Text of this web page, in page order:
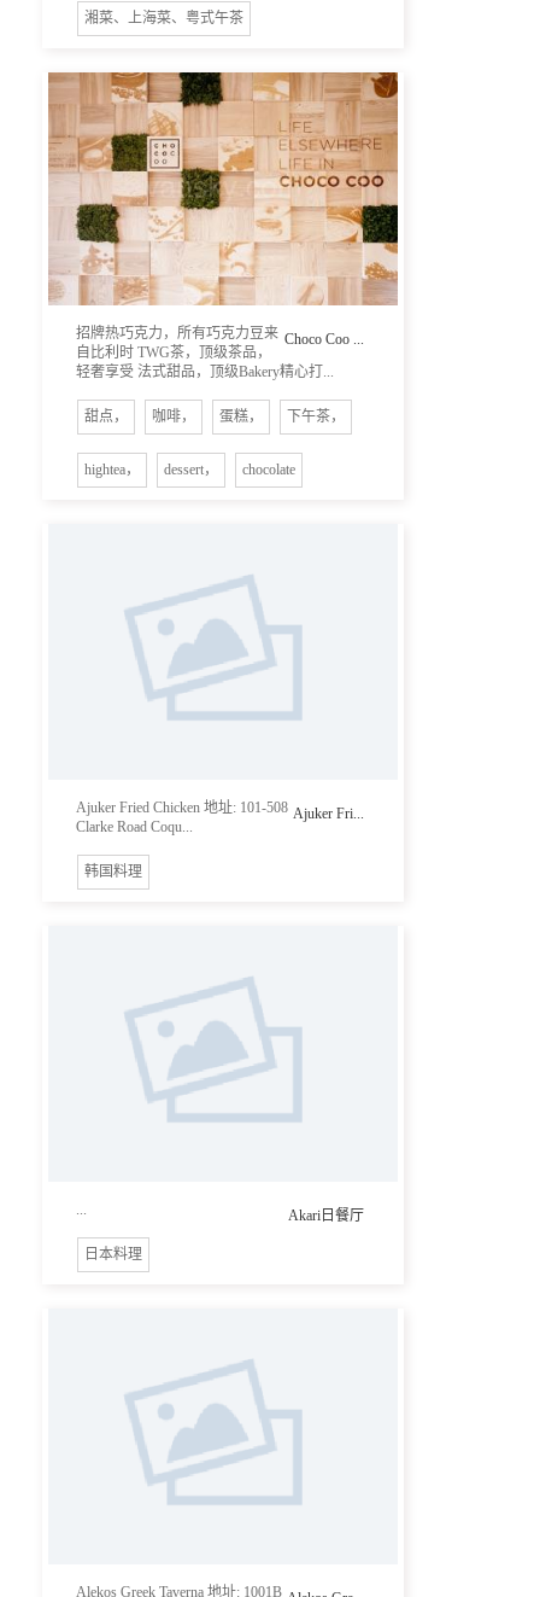
湘菜、上海菜、粤式午茶
Choco Coo ...
招牌热巧克力，所有巧克力豆来
自比利时 TWG茶，顶级茶品，
轻奢享受 法式甜品，顶级Bakery精心打...
甜点， 咖啡， 蛋糕， 下午茶，
hightea， dessert， chocolate
Ajuker Fri...
Ajuker Fried Chicken 地址: 101-508
Clarke Road Coqu...
韩国料理
Akari日餐厅
日本料理
Alekos Greek Taverna 地址: 1001B